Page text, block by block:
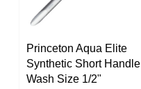
Princeton Aqua Elite
Synthetic Short Handle
Wash Size 1/2"